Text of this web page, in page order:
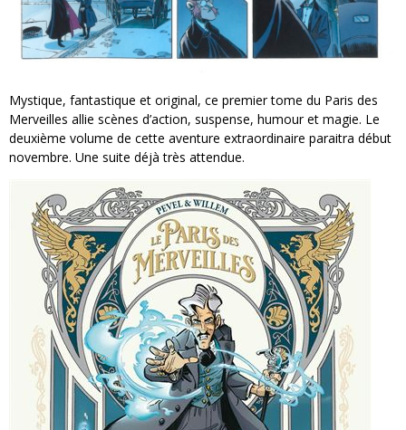
Mystique, fantastique et original, ce premier tome du Paris des
Merveilles allie scènes d’action, suspense, humour et magie. Le
deuxième volume de cette aventure extraordinaire paraitra début
novembre. Une suite déjà très attendue.